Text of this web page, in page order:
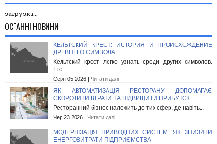
загрузка...
ОСТАННІ НОВИНИ
КЕЛЬТСКИЙ КРЕСТ: ИСТОРИЯ И ПРОИСХОЖДЕНИЕ
ДРЕВНЕГО СИМВОЛА
Кельтский крест легко узнать среди других символов.
Его...
Серп 05 2026 | Читати далі
ЯК АВТОМАТИЗАЦІЯ РЕСТОРАНУ ДОПОМАГАЄ
СКОРОТИТИ ВТРАТИ ТА ПІДВИЩИТИ ПРИБУТОК
Ресторанний бізнес належить до тих сфер, де навіть...
Чер 23 2026 | Читати далі
МОДЕРНІЗАЦІЯ ПРИВОДНИХ СИСТЕМ: ЯК ЗНИЗИТИ
ЕНЕРГОВИТРАТИ ПІДПРИЄМСТВА